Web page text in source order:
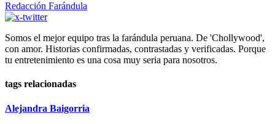
Redacción Farándula
Somos el mejor equipo tras la farándula peruana. De 'Chollywood',
con amor. Historias confirmadas, contrastadas y verificadas. Porque
tu entretenimiento es una cosa muy seria para nosotros.
tags relacionadas
Alejandra Baigorria